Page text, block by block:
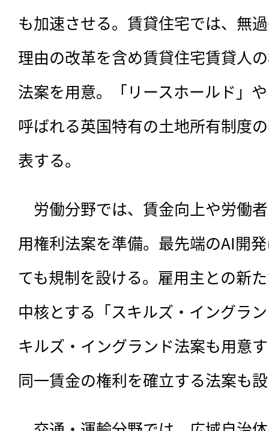
も加速させる。賃貸住宅では、無
理由の改革を含め賃貸住宅賃貸人
法案を用意。「リースホールド」
呼ばれる英国特有の土地所有制度
表する。
労働分野では、賃金向上や労働
用権利法案を準備。最先端のAI開
ても規制を設ける。雇用主との新
中核とする「スキルズ・イングラ
キルズ・イングランド法案も用意
同一賃金の権利を確立する法案も